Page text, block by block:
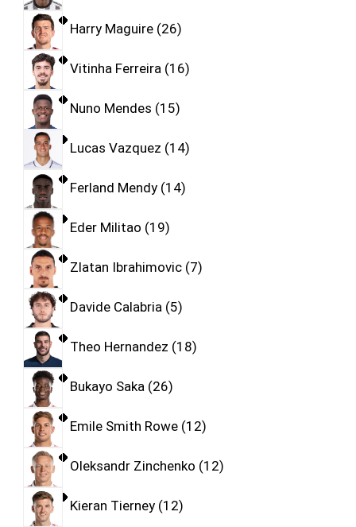
Harry Maguire 26
Vitinha Ferreira 16
Nuno Mendes 15
Lucas Vazquez 14
Ferland Mendy 14
Eder Militao 19
Zlatan Ibrahimovic 7
Davide Calabria 5
Theo Hernandez 18
Bukayo Saka 26
Emile Smith Rowe 12
Oleksandr Zinchenko 12
Kieran Tierney 12